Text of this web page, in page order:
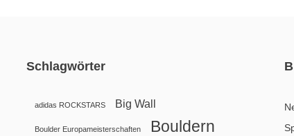
Schlagwörter
adidas ROCKSTARS Big Wall
Boulder Europameisterschaften Bouldern